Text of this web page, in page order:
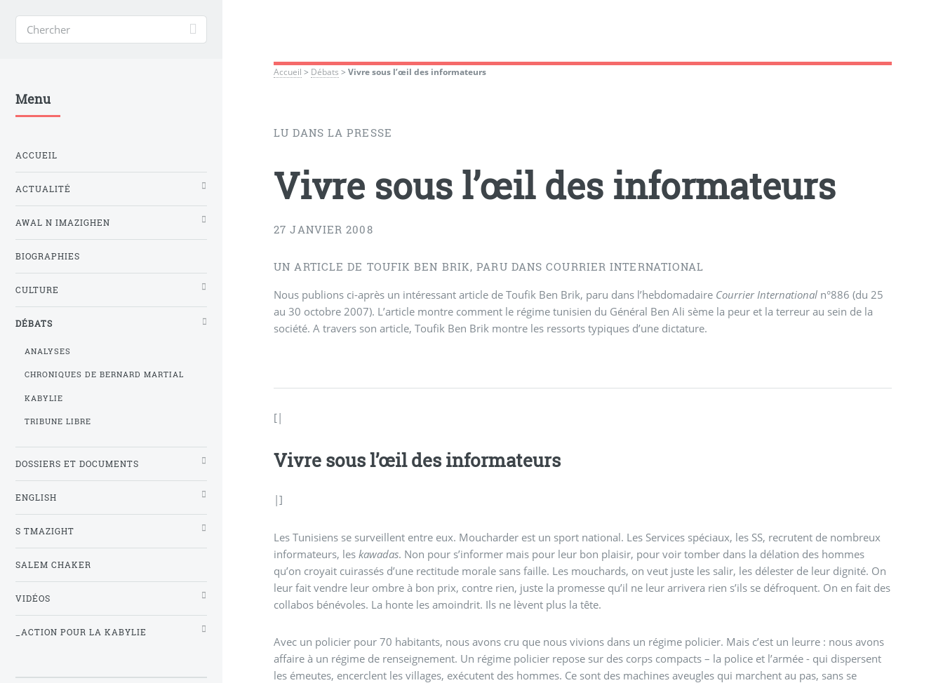
Accueil > Débats >Vivre sous l’œil des informateurs
LU DANS LA PRESSE
Vivre sous l’œil des informateurs
27 JANVIER 2008
UN ARTICLE DE TOUFIK BEN BRIK, PARU DANS COURRIER INTERNATIONAL
Nous publions ci-après un intéressant article de Toufik Ben Brik, paru dans l’hebdomadaire Courrier International n°886 (du 25
au 30 octobre 2007). L’article montre comment le régime tunisien du Général Ben Ali sème la peur et la terreur au sein de la
société. A travers son article, Toufik Ben Brik montre les ressorts typiques d’une dictature.
[|
Vivre sous l’œil des informateurs
|]
Les Tunisiens se surveillent entre eux. Moucharder est un sport national. Les Services spéciaux, les SS, recrutent de nombreux
informateurs, leskawadas. Non pour s’informer mais pour leur bon plaisir, pour voir tomber dans la délation des hommes
qu’on croyait cuirassés d’une rectitude morale sans faille. Les mouchards, on veut juste les salir, les délester de leur dignité. On
leur fait vendre leur ombre à bon prix, contre rien, juste la promesse qu’il ne leur arrivera rien s’ils se défroquent. On en fait des
collabos bénévoles. La honte les amoindrit. Ils ne lèvent plus la tête.
Avec un policier pour 70 habitants, nous avons cru que nous vivions dans un régime policier. Mais c’est un leurre : nous avons
affaire à un régime de renseignement. Un régime policier repose sur des corps compacts – la police et l’armée - qui dispersent
les émeutes, encerclent les villages, exécutent des hommes. Ce sont des machines aveugles qui marchent au pas, sans se
Menu
ACCUEIL
ACTUALITÉ
AWAL N IMAZIGHEN
BIOGRAPHIES
CULTURE
DÉBATS
ANALYSES
CHRONIQUES DE BERNARD MARTIAL
KABYLIE
TRIBUNE LIBRE
DOSSIERS ET DOCUMENTS
ENGLISH
S TMAZIGHT
SALEM CHAKER
VIDÉOS
_ACTION POUR LA KABYLIE